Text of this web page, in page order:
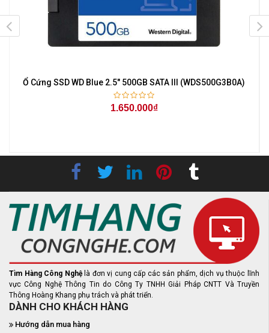
Ổ Cứng SSD WD Blue 2.5" 500GB SATA III (WDS500G3B0A)
1.650.000₫
Tìm Hàng Công Nghệ là đơn vị cung cấp các sản phẩm, dịch vụ thuộc lĩnh
vực Công Nghệ Thông Tin do Công Ty TNHH Giải Pháp CNTT Và Truyền
Thông Hoàng Khang phụ trách và phát triển.
DÀNH CHO KHÁCH HÀNG
Hướng dẫn mua hàng